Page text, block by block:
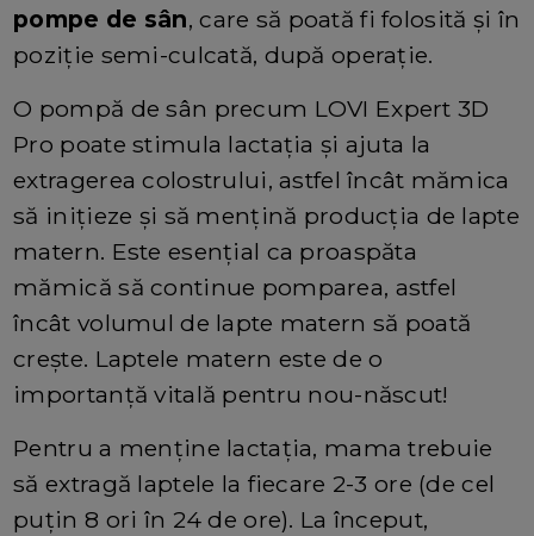
pompe de sân, care să poată fi folosită și în
poziție semi-culcată, după operație.
O pompă de sân precum LOVI Expert 3D
Pro poate stimula lactația și ajuta la
extragerea colostrului, astfel încât mămica
să inițieze și să mențină producția de lapte
matern. Este esențial ca proaspăta
mămică să continue pomparea, astfel
încât volumul de lapte matern să poată
crește. Laptele matern este de o
importanță vitală pentru nou-născut!
Pentru a menține lactația, mama trebuie
să extragă laptele la fiecare 2-3 ore (de cel
puțin 8 ori în 24 de ore). La început,